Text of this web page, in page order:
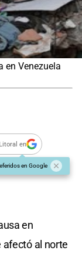
en Venezuela
en
en Google
en
al norte